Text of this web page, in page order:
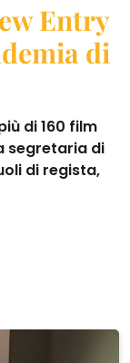
Entry
di
di 160 film
segretaria di
di regista,